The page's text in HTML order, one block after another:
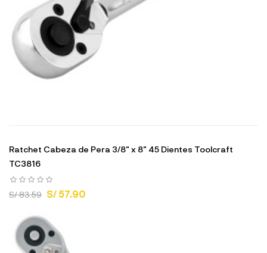
Ratchet Cabeza de Pera 3/8" x 8" 45 Dientes Toolcraft
TC3816
S/ 83.59 S/ 57.90